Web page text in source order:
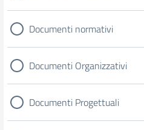
Documenti normativi
Documenti Organizzativi
Documenti Progettuali